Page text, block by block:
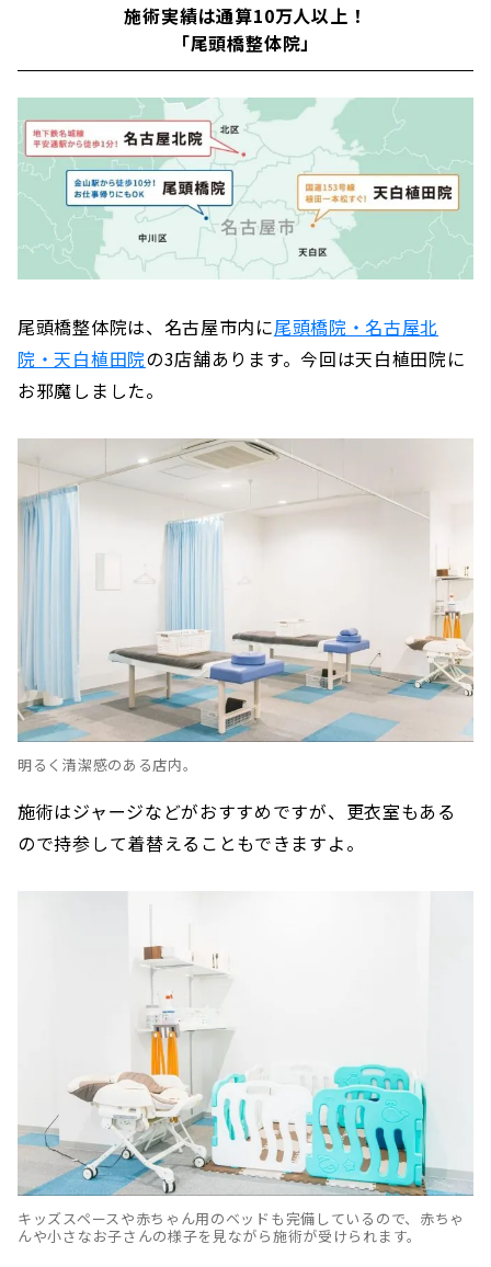
施術実績は通算10万人以上！
「尾頭橋整体院」
尾頭橋整体院は、名古屋市内に尾頭橋院・名古屋北
院・天白植田院の3店舗あります。今回は天白植田院に
お邪魔しました。
明るく清潔感のある店内。
施術はジャージなどがおすすめですが、更衣室もある
ので持参して着替えることもできますよ。
キッズスペースや赤ちゃん用のベッドも完備しているので、赤ちゃ
んや小さなお子さんの様子を見ながら施術が受けられます。